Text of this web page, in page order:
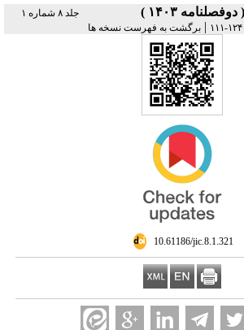
جلد ۸ شماره ۱
| برگشت به فهرست نسخه ها
‎ 10.61186/jic.8.1.321